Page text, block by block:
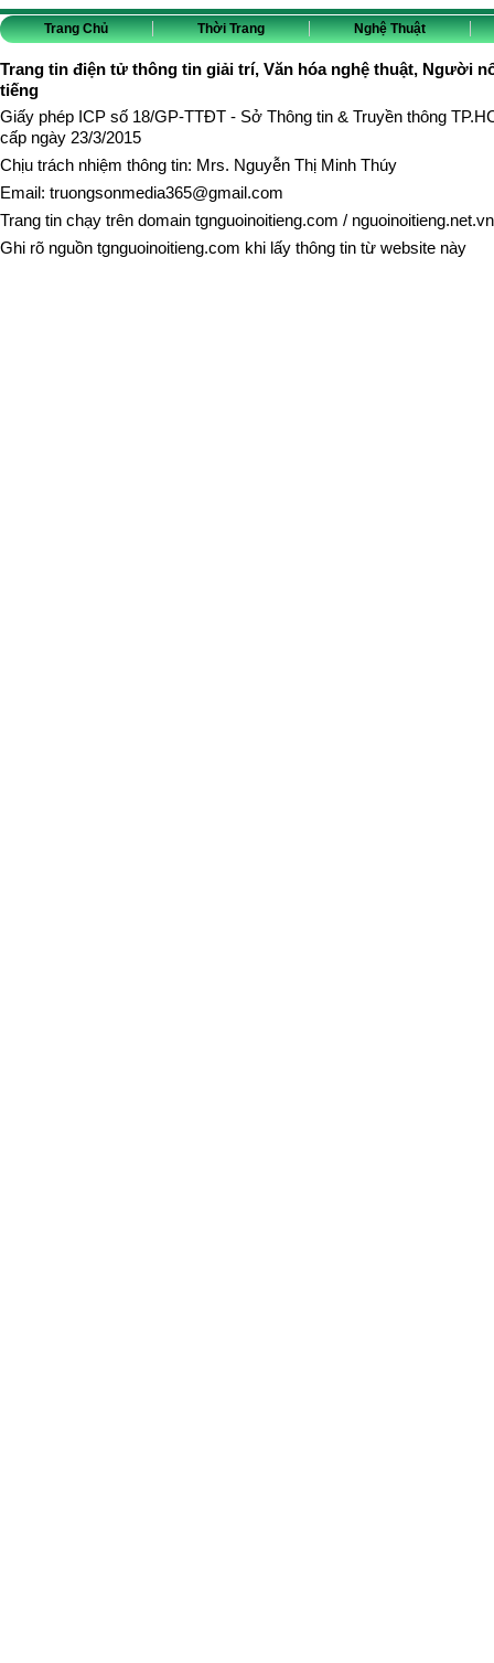
Trang Chủ Thời Trang Nghệ Thuật
Trang tin điện tử thông tin giải trí, Văn hóa nghệ thuật, Người
tiếng
Giấy phép ICP số 18/GP-TTĐT - Sở Thông tin & Truyền thông
cấp ngày 23/3/2015
Chịu trách nhiệm thông tin: Mrs. Nguyễn Thị Minh Thúy
Email: truongsonmedia365@gmail.com
Trang tin chạy trên domain tgnguoinoitieng.com / nguoinoitieng.net.vn
Ghi rõ nguồn tgnguoinoitieng.com khi lấy thông tin từ website này